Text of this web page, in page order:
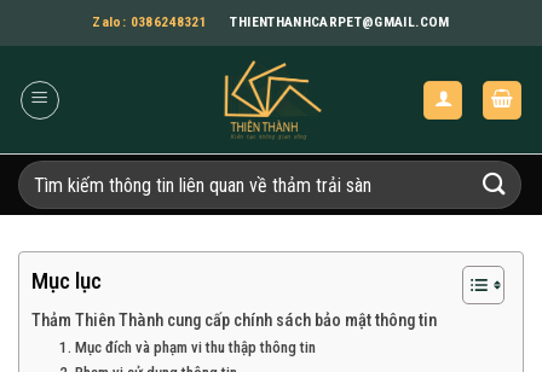
qua
dung
Zalo: 0386248321 THIENTHANHCARPET@GMAIL.COM
Tìm
kiếm:
Mục lục
Thảm Thiên Thành cung cấp chính sách bảo mật thông tin
1. Mục đích và phạm vi thu thập thông tin